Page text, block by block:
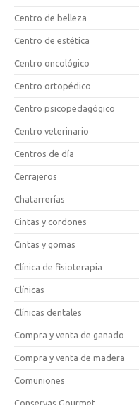
Centro de belleza
Centro de estética
Centro oncológico
Centro ortopédico
Centro psicopedagógico
Centro veterinario
Centros de día
Cerrajeros
Chatarrerías
Cintas y cordones
Cintas y gomas
Clínica de fisioterapia
Clínicas
Clínicas dentales
Compra y venta de ganado
Compra y venta de madera
Comuniones
Conservas Gourmet